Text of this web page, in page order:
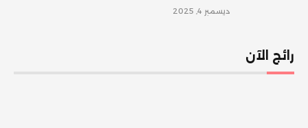
ديسمبر 4, 2025
رائج الآن